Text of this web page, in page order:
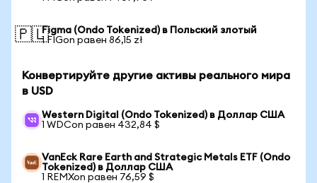
🇵🇱Figma (Ondo Tokenized) в Польский злотый
1 FIGon равен 86,15 zł
Конвертируйте другие активы реального мира
в USD
Western Digital (Ondo Tokenized) в Доллар США
1 WDCon равен 432,84 $
VanEck Rare Earth and Strategic Metals ETF (Ondo
Tokenized) в Доллар США
1 REMXon равен 76,59 $